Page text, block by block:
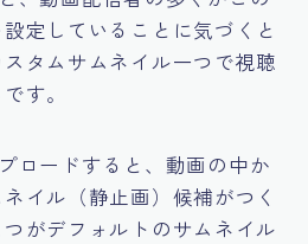
定していることに気づくと
タムサムネイル一つで視聴
す。
ロードすると、動画の中か
イル（静止画）候補がつく
がデフォルトのサムネイル